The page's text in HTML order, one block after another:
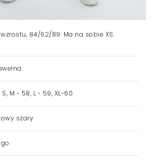
wzrostu, 84/62/89. Ma na sobie XS.
S, M - 58, L - 59, XL-60.
szary.